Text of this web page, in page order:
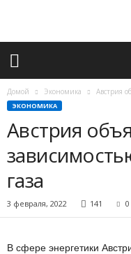
ж
Домой Экономика Австрия
ЭКОНОМИКА
Австрия
газа
3 февраля, 2022 141 0
В сфере энергетики